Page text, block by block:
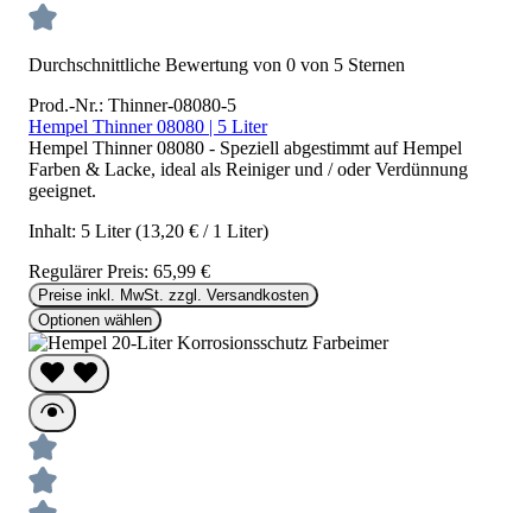
Durchschnittliche Bewertung von 0 von 5 Sternen
Prod.-Nr.: Thinner-08080-5
Hempel Thinner 08080 | 5 Liter
Hempel Thinner 08080 - Speziell abgestimmt auf Hempel
Farben & Lacke, ideal als Reiniger und / oder Verdünnung
geeignet.
Inhalt: 5 Liter(13,20 € / 1 Liter)
Regulärer Preis: 65,99 €
Preise inkl. MwSt. zzgl. Versandkosten
Optionen wählen